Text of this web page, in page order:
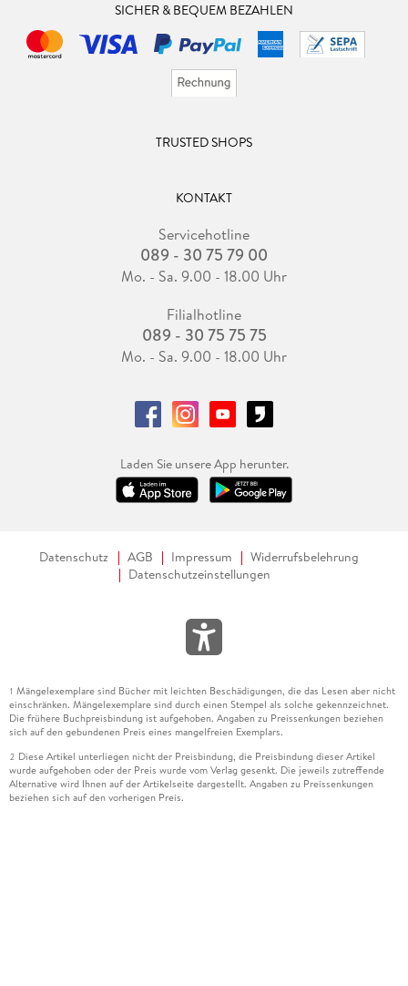
SICHER & BEQUEM BEZAHLEN
TRUSTED SHOPS
KONTAKT
Servicehotline
089 - 30 75 79 00
Mo. - Sa. 9.00 - 18.00 Uhr
Filialhotline
089 - 30 75 75 75
Mo. - Sa. 9.00 - 18.00 Uhr
Laden Sie unsere App herunter.
Datenschutz AGB Impressum
Widerrufsbelehrung
Datenschutzeinstellungen
1 Mängelexemplare sind Bücher mit leichten Beschädigungen, die das Lesen aber nicht
einschränken. Mängelexemplare sind durch einen Stempel als solche gekennzeichnet.
Die frühere Buchpreisbindung ist aufgehoben. Angaben zu Preissenkungen beziehen
sich auf den gebundenen Preis eines mangelfreien Exemplars.
2 Diese Artikel unterliegen nicht der Preisbindung, die Preisbindung dieser Artikel
wurde aufgehoben oder der Preis wurde vom Verlag gesenkt. Die jeweils zutreffende
Alternative wird Ihnen auf der Artikelseite dargestellt. Angaben zu Preissenkungen
beziehen sich auf den vorherigen Preis.